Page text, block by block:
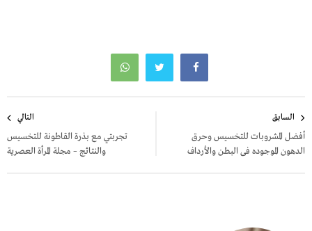
المقالات
السابق
أفضل المشروبات للتخسيس وحرق
الدهون الموجوده فى البطن والأرداف
التالي
تجربتي مع بذرة القاطونة للتخسيس
والنتائج – مجلة المرأة العصرية